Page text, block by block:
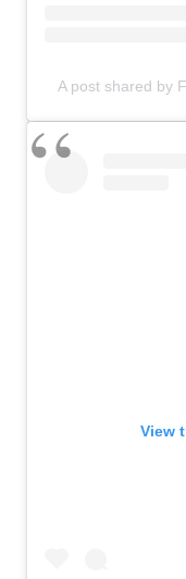
A post shared by
View